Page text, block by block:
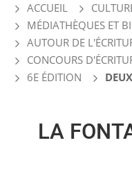
ACCUEIL
MÉDIATHÈQUES ET
AUTOUR DE
CONCOURS
6E ÉDITION
LA